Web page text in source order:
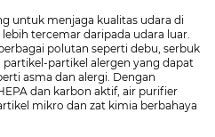
untuk menjaga kualitas udara di
tercemar daripada udara luar.
polutan seperti debu, serbuk
partikel-partikel alergen yang dapat
asma dan alergi. Dengan
dan karbon aktif, air purifier
mikro dan zat kimia berbahaya